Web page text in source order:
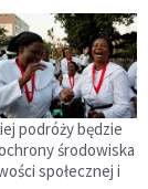
podróży będzie
środowiska
społecznej i